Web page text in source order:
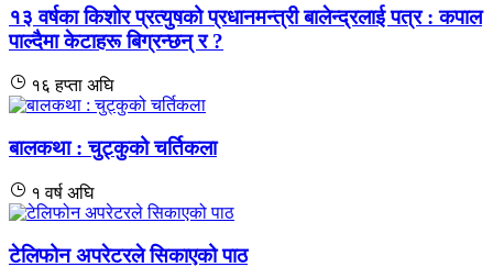
१३ वर्षका किशोर प्रत्युषको प्रधानमन्त्री बालेन्द्रलाई पत्र : कपाल
पाल्दैमा केटाहरू बिग्रन्छन् र ?
१६ हप्ता अघि
बालकथा : चुट्कुको चर्तिकला
१ वर्ष अघि
टेलिफोन अपरेटरले सिकाएको पाठ